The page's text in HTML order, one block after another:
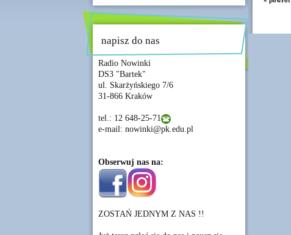
napisz do nas
Radio Nowinki
DS3 "Bartek"
ul. Skarżyńskiego 7/6
31-866 Kraków
tel.: 12 648-25-71
e-mail: nowinki@pk.edu.pl
Obserwuj nas na:
ZOSTAŃ JEDNYM Z NAS !!